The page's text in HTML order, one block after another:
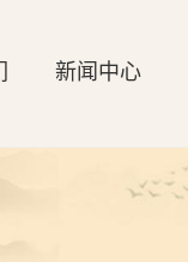
新闻中心